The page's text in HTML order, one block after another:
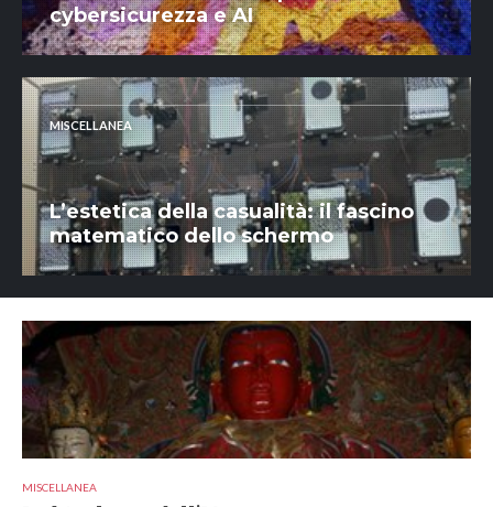
cybersicurezza e AI
MISCELLANEA
L’estetica della casualità: il fascino
matematico dello schermo
MISCELLANEA